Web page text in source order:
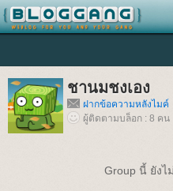
ชานมชงเอง
ฝากข้อความหลังไมค์
ผู้ติดตามบล็อก : 8 คน
Group นี้ ยังไ